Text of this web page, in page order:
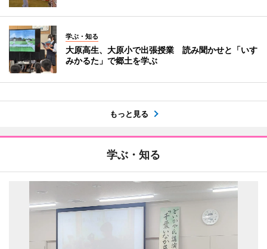
学ぶ・知る
大原高生、大原小で出張授業 読み聞かせと「いす
みかるた」で郷土を学ぶ
もっと見る
学ぶ・知る